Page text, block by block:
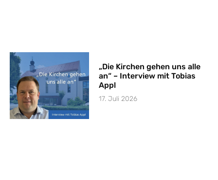
„Die Kirchen gehen uns alle
an“ – Interview mit Tobias
Appl
17. Juli 2026